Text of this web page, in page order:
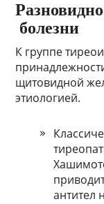
болезни
К группе
щитовидной
этиологией.
антител